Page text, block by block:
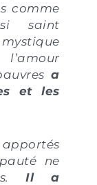
comme
saint
a
et les
ne
Il a